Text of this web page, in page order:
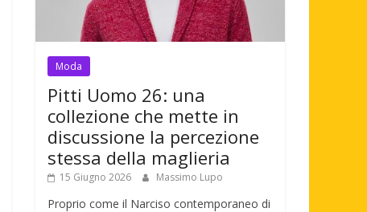
Moda
Pitti Uomo 26: una
collezione che mette in
discussione la percezione
stessa della maglieria
15 Giugno 2026 Massimo Lupo
Proprio come il Narciso contemporaneo di